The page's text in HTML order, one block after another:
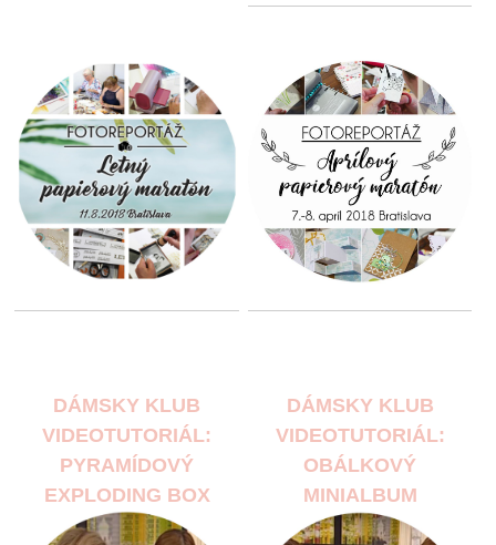
DÁMSKY KLUB
VIDEOTUTORIÁL:
PYRAMÍDOVÝ
EXPLODING BOX
DÁMSKY KLUB
VIDEOTUTORIÁL:
OBÁLKOVÝ
MINIALBUM